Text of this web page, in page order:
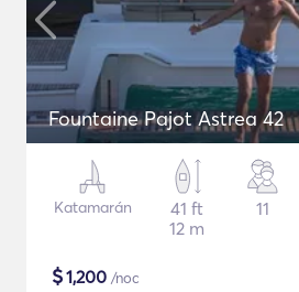
Fountaine Pajot Astrea 42
Katamarán
41 ft
12 m
11
$1,200 /noc